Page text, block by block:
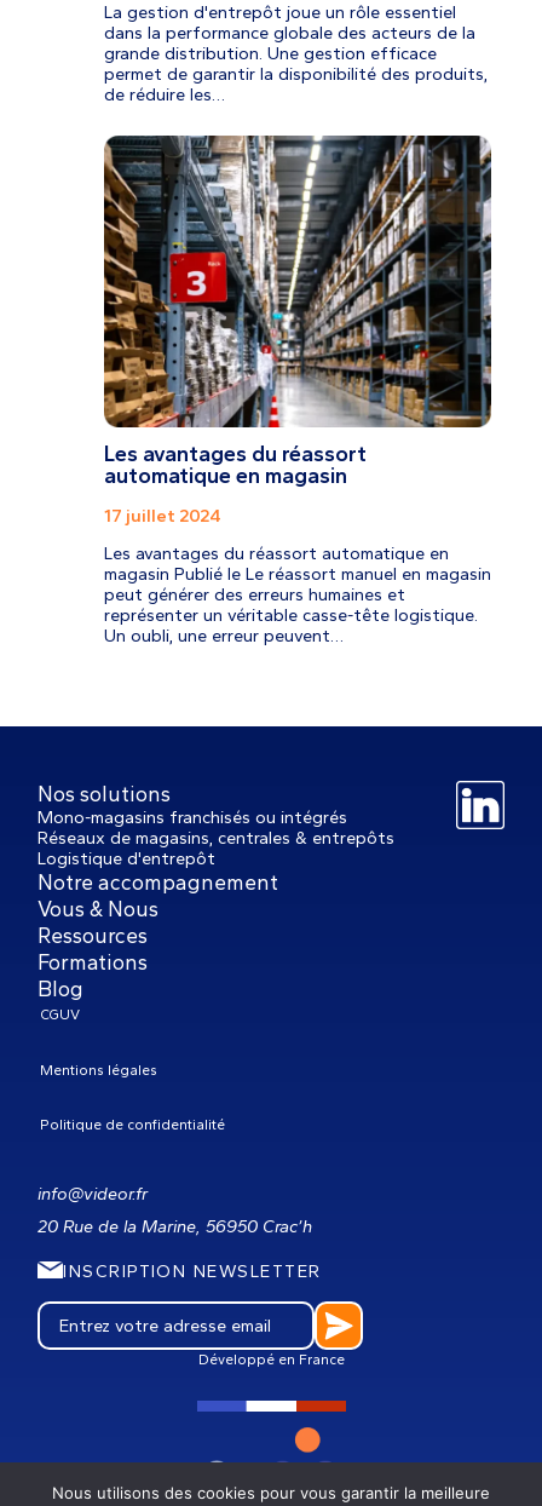
La gestion d'entrepôt joue un rôle essentiel
dans la performance globale des acteurs de la
grande distribution. Une gestion efficace
permet de garantir la disponibilité des produits,
de réduire les…
Les avantages du réassort
automatique en magasin
17 juillet 2024
Les avantages du réassort automatique en
magasin Publié le Le réassort manuel en magasin
peut générer des erreurs humaines et
représenter un véritable casse-tête logistique.
Un oubli, une erreur peuvent…
Nos solutions
Mono-magasins franchisés ou intégrés
Réseaux de magasins, centrales & entrepôts
Logistique d'entrepôt
Notre accompagnement
Vous & Nous
Ressources
Formations
Blog
info@videor.fr
20 Rue de la Marine, 56950 Crac’h
INSCRIPTION NEWSLETTER
Développé en France
CGUV
Mentions légales
Politique de confidentialité
Nous utilisons des cookies pour vous garantir la meilleure